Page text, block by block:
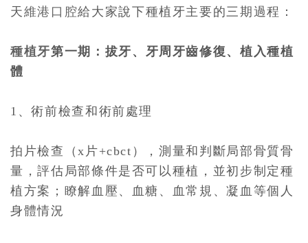
天維港口腔給大家說下種植牙主要的三期過程：
種植牙第一期：拔牙、牙周牙齒修復、植入種植
體
1、術前檢查和術前處理
拍片檢查（x片+cbct），測量和判斷局部骨質骨
量，評估局部條件是否可以種植，並初步制定種
植方案；瞭解血壓、血糖、血常規、凝血等個人
身體情況